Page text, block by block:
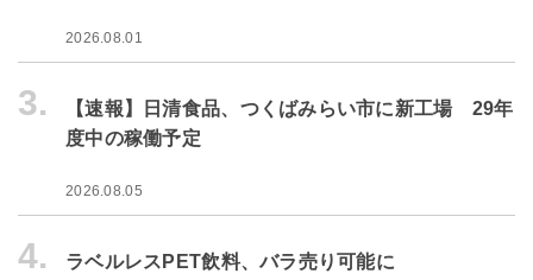
2026.08.01
3.
【速報】日清食品、つくばみらい市に新工場 29年
度中の稼働予定
2026.08.05
4. ラベルレスPET飲料、バラ売り可能に